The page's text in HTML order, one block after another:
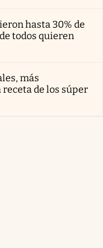
hasta 30% de
todos quieren
más
receta de los súper